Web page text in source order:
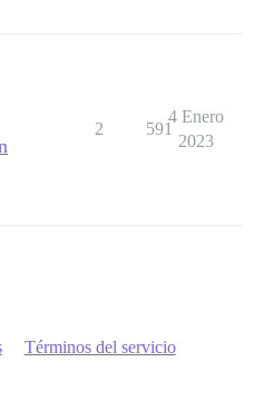
2 591
4 Enero
2023
Términos del servicio